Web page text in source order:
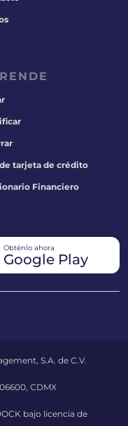
tarjeta de crédito
Financiero
Obténlo ahora
Google Play
S.A. de C.V.
CDMX
bajo licencia de